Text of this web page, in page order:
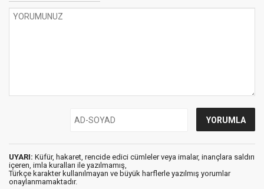
UYARI: Küfür, hakaret, rencide edici cümleler veya imalar, inançlara saldırı
içeren, imla kuralları ile yazılmamış,
Türkçe karakter kullanılmayan ve büyük harflerle yazılmış yorumlar
onaylanmamaktadır.